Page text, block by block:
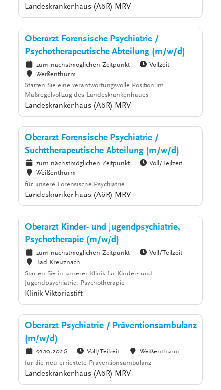
Landeskrankenhaus (AöR) MRV
Oberarzt Forensische Psychiatrie /
Psychotherapeutische Abteilung (m/w/d)
zum nächstmöglichen Zeitpunkt
Vollzeit
Weißenthurm
Starten Sie eine verantwortungsvolle Position im
Maßregelvollzug des Landeskrankenhaues
Landeskrankenhaus (AöR) MRV
Oberarzt Forensische Psychiatrie /
Suchttherapeutische Abteilung (m/w/d)
zum nächstmöglichen Zeitpunkt
Voll/Teilzeit
Weißenthurm
für unsere Forensische Psychiatrie
Landeskrankenhaus (AöR) MRV
Oberarzt Kinder- und Jugendpsychiatrie,
Psychotherapie (m/w/d)
zum nächstmöglichen Zeitpunkt
Voll/Teilzeit
Bad Kreuznach
Starten Sie in unserer Klinik für Kinder- und
Jugendpsychiatrie, Psychotherapie
Klinik Viktoriastift
Oberarzt Psychiatrie / Präventionsambulanz
(m/w/d)
01.10.2026 Voll/Teilzeit
Weißenthurm
für die neu errichtete Präventionsambulanz
Landeskrankenhaus (AöR) MRV